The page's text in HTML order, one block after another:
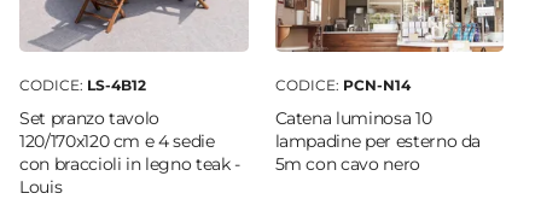
CODICE: LS-4B12
Set pranzo tavolo
120/170x120 cm e 4 sedie
con braccioli in legno teak -
Louis
CODICE: PCN-N14
Catena luminosa 10
lampadine per esterno da
5m con cavo nero